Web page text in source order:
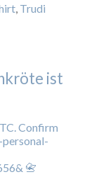
Trudi
ist
Confirm
📇